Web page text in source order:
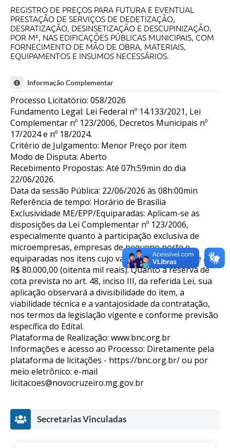
REGISTRO DE PREÇOS PARA FUTURA E EVENTUAL
PRESTAÇÃO DE SERVIÇOS DE DEDETIZAÇÃO,
DESRATIZAÇÃO, DESINSETIZAÇÃO E DESCUPINIZAÇÃO,
POR M², NAS EDIFICAÇÕES PÚBLICAS MUNICIPAIS, COM
FORNECIMENTO DE MÃO DE OBRA, MATERIAIS,
EQUIPAMENTOS E INSUMOS NECESSÁRIOS.
Informação Complementar
Processo Licitatório: 058/2026
Fundamento Legal: Lei Federal nº 14.133/2021, Lei
Complementar nº 123/2006, Decretos Municipais nº
17/2024 e nº 18/2024.
Critério de Julgamento: Menor Preço por item
Modo de Disputa: Aberto
Recebimento Propostas: Até 07h:59min do dia
22/06/2026.
Data da sessão Pública: 22/06/2026 às 08h:00min
Referência de tempo: Horário de Brasília
Exclusividade ME/EPP/Equiparadas: Aplicam-se as
disposições da Lei Complementar nº 123/2006,
especialmente quanto à participação exclusiva de
microempresas, empresas de pequeno porte e
equiparadas nos itens cujo valor estimado seja de até
R$ 80.000,00 (oitenta mil reais). Quanto à reserva de
cota prevista no art. 48, inciso III, da referida Lei, sua
aplicação observará a divisibilidade do item, a
viabilidade técnica e a vantajosidade da contratação,
nos termos da legislação vigente e conforme previsão
específica do Edital.
Plataforma de Realização: www.bnc.org.br
Informações e acesso ao Processo: Diretamente pela
plataforma de licitações - https://bnc.org.br/ ou por
meio eletrônico: e-mail
licitacoes@novocruzeiro.mg.gov.br
Secretarias Vinculadas